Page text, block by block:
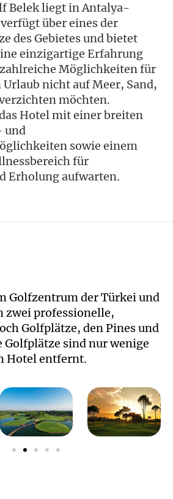
Belek liegt in Antalya-
über eines der
des Gebietes und bietet
einzigartige Erfahrung
Möglichkeiten für
Urlaub nicht auf Meer, Sand,
möchten.
Hotel mit einer breiten
und
sowie einem
für
Erholung aufwarten.
Golfzentrum der Türkei und
zwei professionelle,
Golfplätze, den Pines und
Golfplätze sind nur wenige
Hotel entfernt.